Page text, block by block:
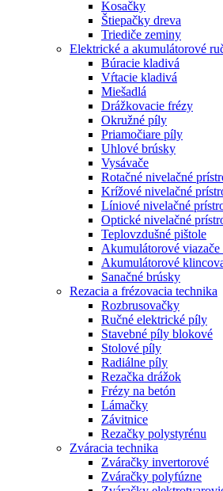
Kosačky
Štiepačky dreva
Triediče zeminy
Elektrické a akumulátorové
Búracie kladivá
Vŕtacie kladivá
Miešadlá
Drážkovacie frézy
Okružné píly
Priamočiare píly
Uhlové brúsky
Vysávače
Rotačné nivelačné
Krížové nivelačné
Líniové nivelačné
Optické nivelačné
Teplovzdušné pištole
Akumulátorové viazače
Akumulátorové
Sanačné brúsky
Rezacia a frézovacia technika
Rozbrusovačky
Ručné elektrické píly
Stavebné píly blokové
Stolové píly
Radiálne píly
Rezačka drážok
Frézy na betón
Lámačky
Závitnice
Rezačky polystyrénu
Zváracia technika
Zváračky invertorové
Zváračky polyfúzne